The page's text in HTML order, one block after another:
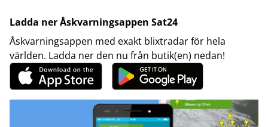
Ladda ner Åskvarningsappen Sat24
Åskvarningsappen med exakt blixtradar för hela
världen. Ladda ner den nu från butik(en) nedan!